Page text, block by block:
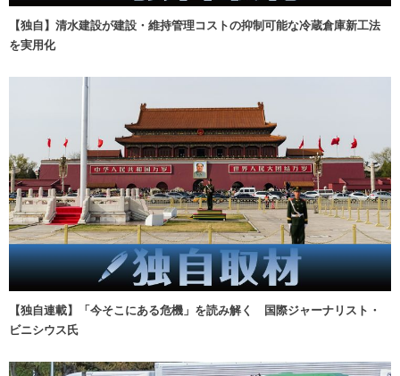
【独自】清水建設が建設・維持管理コストの抑制可能な冷蔵倉庫新工法
を実用化
【独自連載】「今そこにある危機」を読み解く 国際ジャーナリスト・
ビニシウス氏